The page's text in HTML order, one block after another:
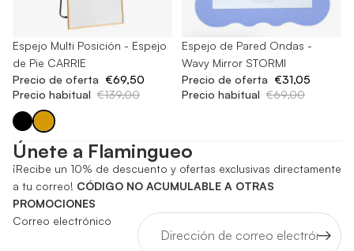
Agotado
Espejo Multi Posición - Espejo
de Pie CARRIE
Precio de oferta €69,50
Precio habitual €139,00
-55%
Espejo de Pared Ondas -
Wavy Mirror STORMI
Precio de oferta €31,05
Precio habitual €69,00
Únete a Flamingueo
¡Recibe un 10% de descuento y ofertas exclusivas directamente
a tu correo! CÓDIGO NO ACUMULABLE A OTRAS
PROMOCIONES
Correo electrónico